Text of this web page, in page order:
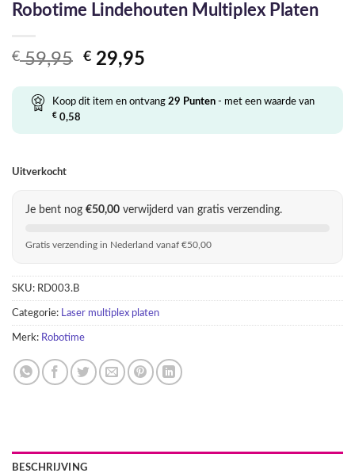
Robotime Lindehouten Multiplex Platen
€59,95 Oorspronkelijke
was:
€ 29,95
is:
Koop dit item en ontvang 29 Punten - met een waarde van
€ 0,58
Uitverkocht
Je bent nog €50,00 verwijderd van gratis verzending.
Gratis verzending in Nederland vanaf €50,00
SKU: RD003.B
Categorie: Laser multiplex platen
Merk: Robotime
BESCHRIJVING